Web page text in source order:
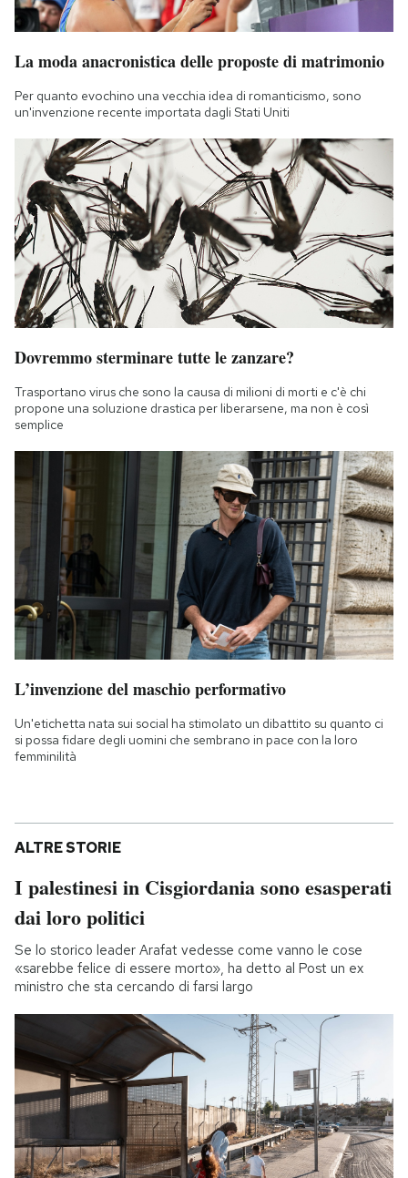
La moda anacronistica delle proposte di matrimonio
Per quanto evochino una vecchia idea di romanticismo, sono
un'invenzione recente importata dagli Stati Uniti
Dovremmo sterminare tutte le zanzare?
Trasportano virus che sono la causa di milioni di morti e c'è chi
propone una soluzione drastica per liberarsene, ma non è così
semplice
L’invenzione del maschio performativo
Un'etichetta nata sui social ha stimolato un dibattito su quanto ci
si possa fidare degli uomini che sembrano in pace con la loro
femminilità
ALTRE STORIE
I palestinesi in Cisgiordania sono esasperati
dai loro politici
Se lo storico leader Arafat vedesse come vanno le cose
«sarebbe felice di essere morto», ha detto al Post un ex
ministro che sta cercando di farsi largo